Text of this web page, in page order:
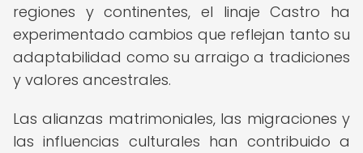
regiones y continentes, el linaje Castro ha
experimentado cambios que reflejan tanto su
adaptabilidad como su arraigo a tradiciones
y valores ancestrales.
Las alianzas matrimoniales, las migraciones y
las influencias culturales han contribuido a